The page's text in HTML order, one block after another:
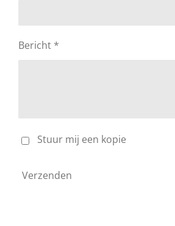
Bericht *
Stuur mij een kopie
Verzenden